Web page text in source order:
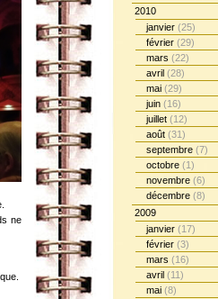
ne
2010
janvier (25)
février (29)
mars (22)
avril (28)
mai (29)
juin (16)
juillet (12)
août (31)
septembre (7)
octobre (1)
novembre (6)
décembre (8)
2009
janvier (17)
février (3)
mars (16)
avril (11)
mai (8)